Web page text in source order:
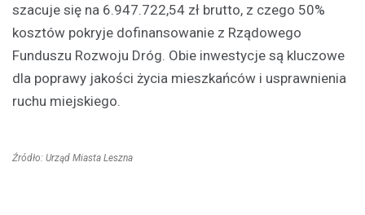
szacuje się na 6.947.722,54 zł brutto, z czego 50%
kosztów pokryje dofinansowanie z Rządowego
Funduszu Rozwoju Dróg. Obie inwestycje są kluczowe
dla poprawy jakości życia mieszkańców i usprawnienia
ruchu miejskiego.
Źródło: Urząd Miasta Leszna